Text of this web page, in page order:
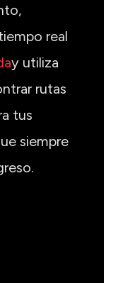
real
y utiliza
rutas
tus
siempre